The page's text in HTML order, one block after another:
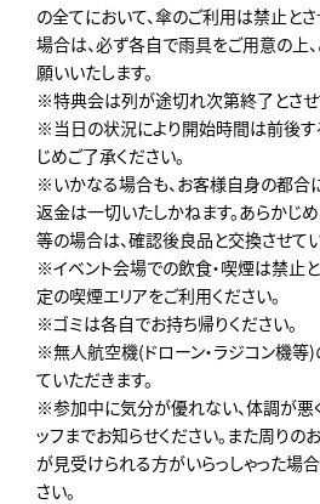
の全てにおいて、傘のご利用は禁止と
場合は、必ず各自で雨具をご用意の上
願いいたします。
※特典会は列が途切れ次第終了とさせ
※当日の状況により開始時間は前後す
じめご了承ください。
※いかなる場合も、お客様自身の都合に
返金は一切いたしかねます。あらかじ
等の場合は、確認後良品と交換させてい
※イベント会場での飲食・喫煙は禁止
定の喫煙エリアをご利用ください。
※ゴミは各自でお持ち帰りください。
※無人航空機(ドローン・ラジコン機等
ていただきます。
※参加中に気分が優れない、体調が悪
ッフまでお知らせください。また周り
が見受けられる方がいらっしゃった場
さい。